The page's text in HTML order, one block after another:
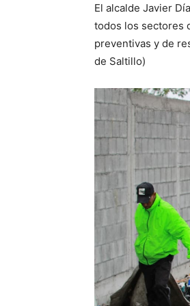
El alcalde Javier
todos los sectores
preventivas y de
de Saltillo)